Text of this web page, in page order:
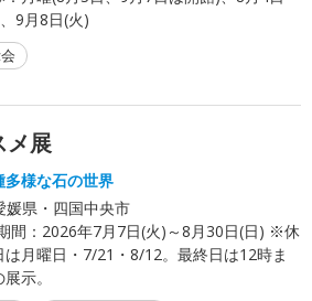
9月8日(火)
メ展
多様な石の世界
媛県・四国中央市
間： 2026年7月7日(火)～8月30日(日) ※休
は月曜日・7/21・8/12。最終日は12時ま
示。